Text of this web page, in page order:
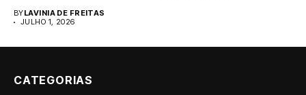
BYLAVINIA DE FREITAS
JULHO 1, 2026
CATEGORIAS